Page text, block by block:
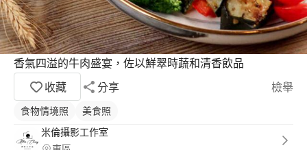
香氣四溢的牛肉盛宴，佐以鮮翠時蔬和清香飲品
收藏
分享 檢舉
食物情境照
美食照
米倫攝影工作室